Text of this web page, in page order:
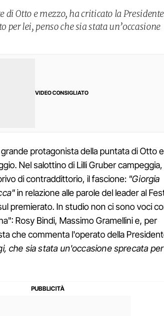
di Otto e mezzo, ha criticato la
per lei, penso che sia stata un’occasione
VIDEO CONSIGLIATO
protagonista della puntata di Otto e
Nel salottino di Lilli Gruber campeggia,
di contraddittorio, il fascione: "Giorgia
in relazione alle parole del leader al
premierato. In studio non ci sono voci
Rosy Bindi, Massimo Gramellini e, per
che commenta l'operato della
che sia stata un'occasione sprecata